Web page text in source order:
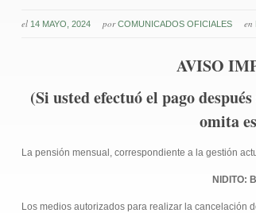
el 14 MAYO, 2024 por COMUNICADOS OFICIALES en
AVISO
(Si usted efectuó el pago
omita
La pensión mensual, correspondiente a la gestión
NIDITO:
Los medios autorizados para realizar la cancelación